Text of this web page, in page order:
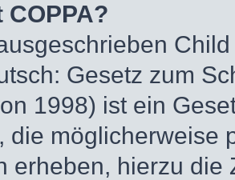
COPPA?
Gesetz zum
1998) ist ein
die möglicherweise
erheben, hierzu die